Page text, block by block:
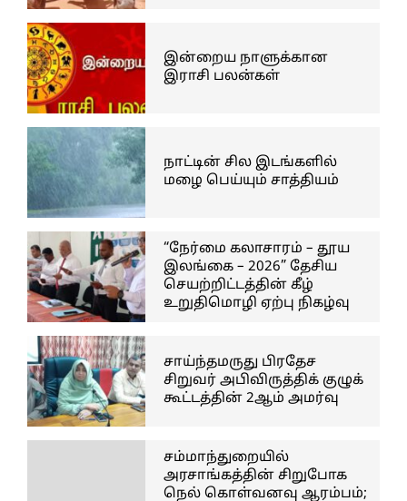
இன்றைய நாளுக்கான
இராசி பலன்கள்
நாட்டின் சில இடங்களில்
மழை பெய்யும் சாத்தியம்
“நேர்மை கலாசாரம் – தூய
இலங்கை – 2026” தேசிய
செயற்றிட்டத்தின் கீழ்
உறுதிமொழி ஏற்பு நிகழ்வு
சாய்ந்தமருது பிரதேச
சிறுவர் அபிவிருத்திக் குழுக்
கூட்டத்தின் 2ஆம் அமர்வு
சம்மாந்துறையில்
அரசாங்கத்தின் சிறுபோக
நெல் கொள்வனவு ஆரம்பம்;